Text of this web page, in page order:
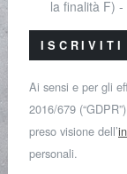
la finalità F)
ISCRIVITI
Ai sensi e per gli
2016/679
preso visione dell’
personali.